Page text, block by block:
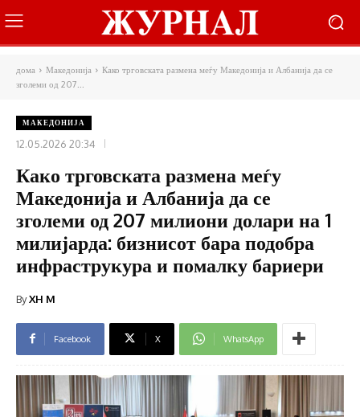
дома Македонија
Како трговската размена меѓу Македонија и Албанија да се
зголеми од 207...
МАКЕДОНИЈА
12.05.2026 20:34
Како трговската размена меѓу
Македонија и Албанија да се
зголеми од 207 милиони долари на 1
милијарда: бизнисот бара подобра
инфраструкура и помалку бариери
ByXH M
Facebook X WhatsApp